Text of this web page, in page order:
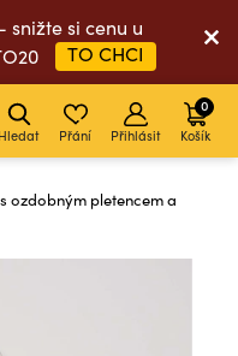
si cenu u
TO CHCI
Hledat Přání Přihlásit Košík
0
ozdobným pletencem a